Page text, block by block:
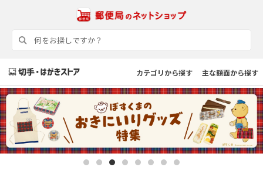
カテゴリから探す 主な額面から探す